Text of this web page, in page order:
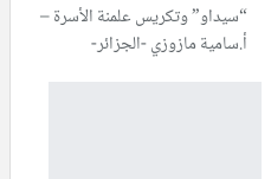
“سيداو” وتكريس علمنة الأسرة –
أ.سامية مازوزي -الجزائر-